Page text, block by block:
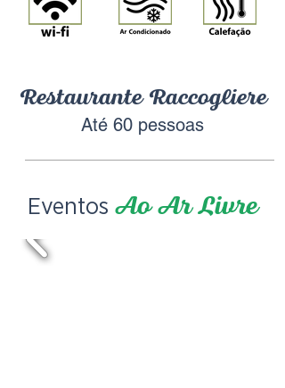
Restaurante Raccogliere
Até 60 pessoas
Eventos Ao Ar Livre